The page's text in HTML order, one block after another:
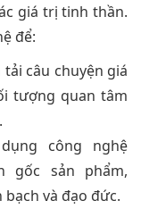
giá trị tinh thần.
để:
tải câu chuyện giá
tượng quan tâm
công nghệ
gốc sản phẩm,
và đạo đức.